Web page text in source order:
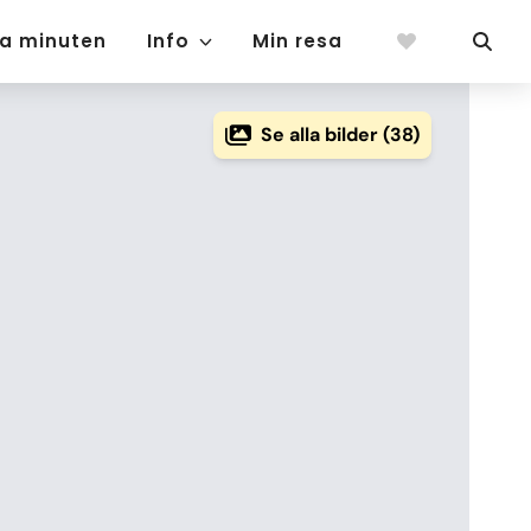
minuten Info Min resa
Se alla bilder (38)